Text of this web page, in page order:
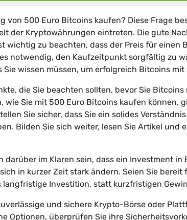
von 500 Euro Bitcoins kaufen? Diese Frage
der Kryptowährungen eintreten. Die gute
wichtig zu beachten, dass der Preis für einen
notwendig, den Kaufzeitpunkt sorgfältig zu
Sie wissen müssen, um erfolgreich Bitcoins
die Sie beachten sollten, bevor Sie
wie Sie mit 500 Euro Bitcoins kaufen können,
Sie sicher, dass Sie ein solides
Bilden Sie sich weiter, lesen Sie Artikel und
darüber im Klaren sein, dass ein Investment
in kurzer Zeit stark ändern. Seien Sie
langfristige Investition, statt kurzfristigen
und sichere Krypto-Börse oder
Optionen, überprüfen Sie ihre